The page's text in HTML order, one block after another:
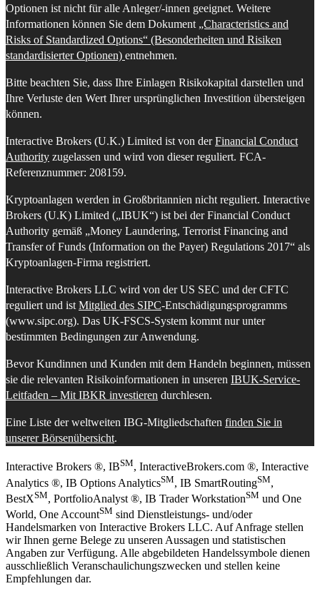
Optionen ist nicht für alle Anleger/-innen geeignet. Weitere
Informationen können Sie dem Dokument „Characteristics and
Risks of Standardized Options“ (Besonderheiten und Risiken
standardisierter Optionen) entnehmen.
Bitte beachten Sie, dass Ihre Einlagen Risikokapital darstellen und
Ihre Verluste den Wert Ihrer ursprünglichen Investition übersteigen
können.
Interactive Brokers (U.K.) Limited ist von derFinancial Conduct
Authority zugelassen und wird von dieser reguliert. FCA-
Referenznummer: 208159.
Kryptoanlagen werden in Großbritannien nicht reguliert. Interactive
Brokers (U.K) Limited („IBUK“) ist bei der Financial Conduct
Authority gemäß „Money Laundering, Terrorist Financing and
Transfer of Funds (Information on the Payer) Regulations 2017“ als
Kryptoanlagen-Firma registriert.
Interactive Brokers LLC wird von der US SEC und der CFTC
reguliert und ist Mitglied des SIPC-Entschädigungsprogramms
(www.sipc.org). Das UK-FSCS-System kommt nur unter
bestimmten Bedingungen zur Anwendung.
Bevor Kundinnen und Kunden mit dem Handeln beginnen, müssen
sie die relevanten Risikoinformationen in unseren IBUK-Service-
Leitfaden – Mit IBKR investieren durchlesen.
Eine Liste der weltweiten IBG-Mitgliedschaften finden Sie in
unserer Börsenübersicht.
Interactive Brokers ®, IBSM, InteractiveBrokers.com ®, Interactive
Analytics ®, IB Options AnalyticsSM, IB SmartRoutingSM,
BestXSM, PortfolioAnalyst ®, IB Trader WorkstationSM und One
World, One AccountSM sind Dienstleistungs- und/oder
Handelsmarken von Interactive Brokers LLC. Auf Anfrage stellen
wir Ihnen gerne Belege zu unseren Aussagen und statistischen
Angaben zur Verfügung. Alle abgebildeten Handelssymbole dienen
ausschließlich Veranschaulichungszwecken und stellen keine
Empfehlungen dar.